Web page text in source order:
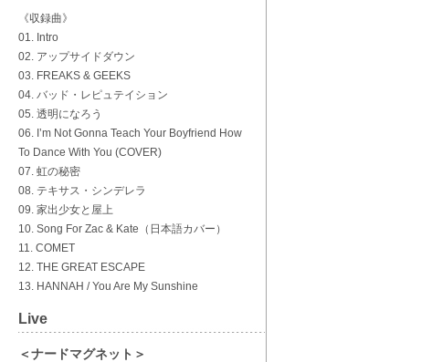
《収録曲》
01. Intro
02. アップサイドダウン
03. FREAKS & GEEKS
04. バッド・レピュテイション
05. 透明になろう
06. I’m Not Gonna Teach Your Boyfriend How
To Dance With You (COVER)
07. 虹の秘密
08. テキサス・シンデレラ
09. 家出少女と屋上
10. Song For Zac & Kate（日本語カバー）
11. COMET
12. THE GREAT ESCAPE
13. HANNAH / You Are My Sunshine
Live
＜ナードマグネット＞